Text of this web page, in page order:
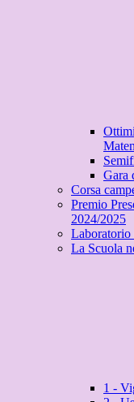
Gara
Corsa
Premio
2024/2025
Laboratorio
La Scuola
1 -